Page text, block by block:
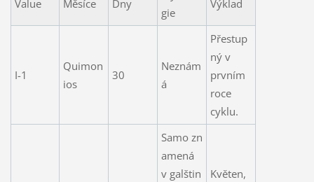
Value Měsíce Dny
gie
Výklad
I-1
Quimon
ios
30
Neznám
á
Přestup
ný v
prvním
roce
cyklu.
Samo zn
amená
v galštin
Květen,